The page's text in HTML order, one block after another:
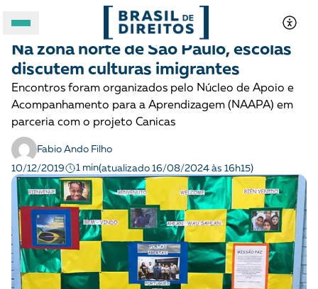
A BRASIL DE DIREITOS
ASSUNTOS
FORMATOS
CRIANÇAS E ADOLESCENTES
Notícias
Na zona norte de São Paulo, escolas
discutem culturas imigrantes
Encontros foram organizados pelo Núcleo de Apoio e
Acompanhamento para a Aprendizagem (NAAPA) em
parceria com o projeto Canicas
Fabio Ando Filho
10/12/2019
1 min(atualizado 16/08/2024 às 16h15)